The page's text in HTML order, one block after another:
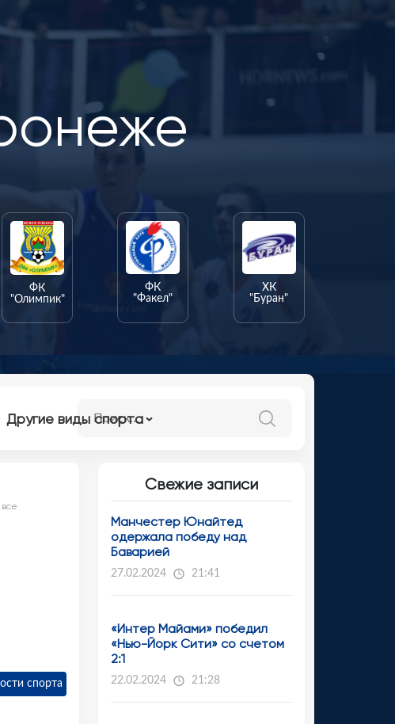
ФК
"Олимпик"
ФК
"Факел"
ХК
"Буран"
Другие виды спорта
спорта
Свежие записи
Манчестер Юнайтед
одержала победу над
Баварией
27.02.2024 21:41
«Интер Майами» победил
«Нью-Йорк Сити» со счетом
2:1
22.02.2024 21:28